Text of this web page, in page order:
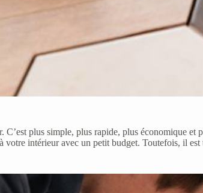
plus simple, plus rapide, plus économique
intérieur avec un petit budget. Toutefois, il